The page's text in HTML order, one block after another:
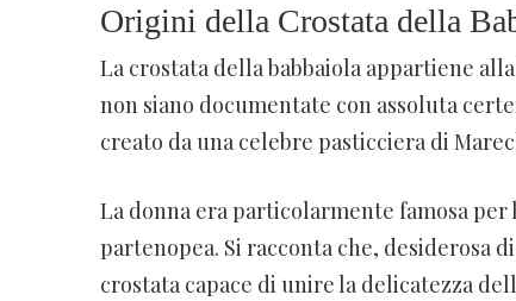
Origini della Crostata della
La crostata della babbaiola appartiene
non siano documentate con assoluta
creato da una celebre pasticciera di
La donna era particolarmente famosa
partenopea. Si racconta che, desiderosa
crostata capace di unire la delicatezza